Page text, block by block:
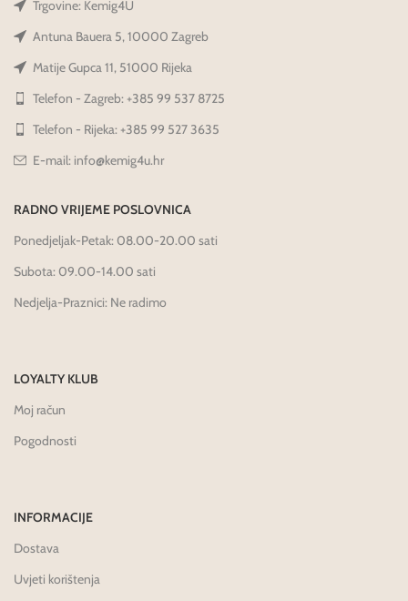
Trgovine: Kemig4U
Antuna Bauera 5, 10000 Zagreb
Matije Gupca 11, 51000 Rijeka
Telefon - Zagreb: +385 99 537 8725
Telefon - Rijeka: +385 99 527 3635
E-mail: info@kemig4u.hr
RADNO VRIJEME POSLOVNICA
Ponedjeljak-Petak: 08.00-20.00 sati
Subota: 09.00-14.00 sati
Nedjelja-Praznici: Ne radimo
LOYALTY KLUB
Moj račun
Pogodnosti
INFORMACIJE
Dostava
Uvjeti korištenja